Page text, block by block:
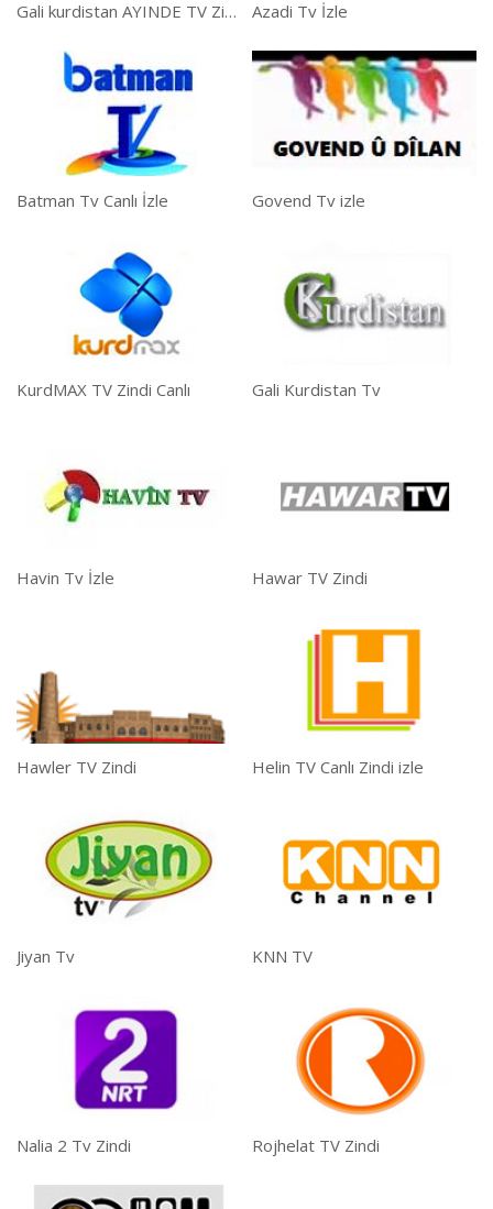
Gali kurdistan AYINDE TV Zindi Azadi Tv İzle
Batman Tv Canlı İzle Govend Tv izle
KurdMAX TV Zindi Canlı Gali Kurdistan Tv
Havin Tv İzle Hawar TV Zindi
Hawler TV Zindi Helin TV Canlı Zindi izle
Jiyan Tv KNN TV
Nalia 2 Tv Zindi Rojhelat TV Zindi